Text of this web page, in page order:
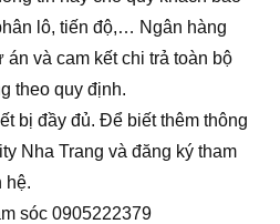
lô, tiến độ,… Ngân hàng
và cam kết chi trả toàn bộ
theo quy định.
bị đầy đủ. Để biết thêm thông
Nha Trang và đăng ký tham
hệ.
sóc 0905222379